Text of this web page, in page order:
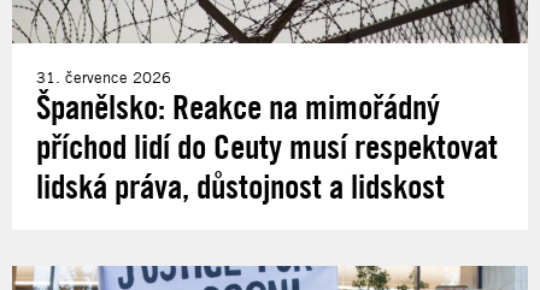
31. července 2026
Španělsko: Reakce na mimořádný
příchod lidí do Ceuty musí respektovat
lidská práva, důstojnost a lidskost